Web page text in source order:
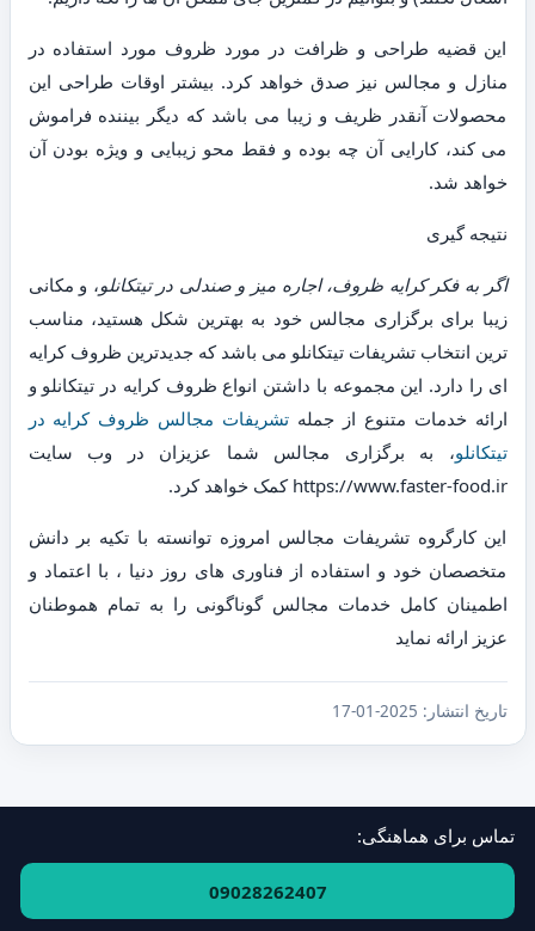
این قضیه طراحی و ظرافت در مورد ظروف مورد استفاده در
منازل و مجالس نیز صدق خواهد کرد. بیشتر اوقات طراحی این
محصولات آنقدر ظریف و زیبا می باشد که دیگر بیننده فراموش
می کند، کارایی آن چه بوده و فقط محو زیبایی و ویژه بودن آن
خواهد شد.
نتیجه گیری
اگر به فکر کرایه ظروف، اجاره میز و صندلی در تیتکانلو، و مکانی
زیبا برای برگزاری مجالس خود به بهترین شکل هستید، مناسب
ترین انتخاب تشریفات تیتکانلو می باشد که جدیدترین ظروف کرایه
ای را دارد. این مجموعه با داشتن انواع ظروف کرایه در تیتکانلو و
ارائه خدمات متنوع از جمله تشریفات مجالس ظروف کرایه در
تیتکانلو، به برگزاری مجالس شما عزیزان در وب سایت
https://www.faster-food.ir کمک خواهد کرد.
این کارگروه تشریفات مجالس امروزه توانسته با تکیه بر دانش
متخصصان خود و استفاده از فناوری های روز دنیا ، با اعتماد و
اطمینان کامل خدمات مجالس گوناگونی را به تمام هموطنان
عزیز ارائه نماید
تاریخ انتشار: 2025-01-17
تماس برای هماهنگی:
09028262407
·ارتباط با ما